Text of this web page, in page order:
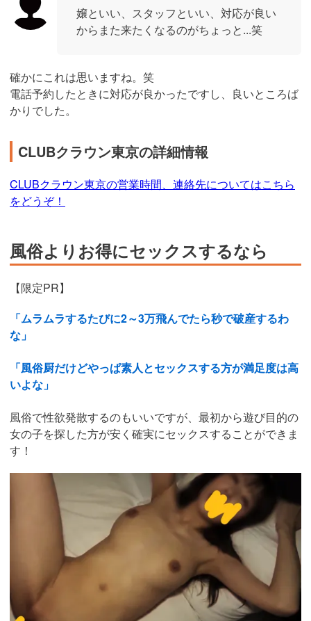
嬢といい、スタッフといい、対応が良い
からまた来たくなるのがちょっと...笑
確かにこれは思いますね。笑
電話予約したときに対応が良かったですし、良いところば
かりでした。
CLUBクラウン東京の詳細情報
CLUBクラウン東京の営業時間、連絡先についてはこちら
をどうぞ！
風俗よりお得にセックスするなら
【限定PR】
「ムラムラするたびに2～3万飛んでたら秒で破産するわ
な」
「風俗厨だけどやっぱ素人とセックスする方が満足度は高
いよな」
風俗で性欲発散するのもいいですが、最初から遊び目的の
女の子を探した方が安く確実にセックスすることができま
す！
https://pcmax.jp/lp/?
ad_id=rm327007